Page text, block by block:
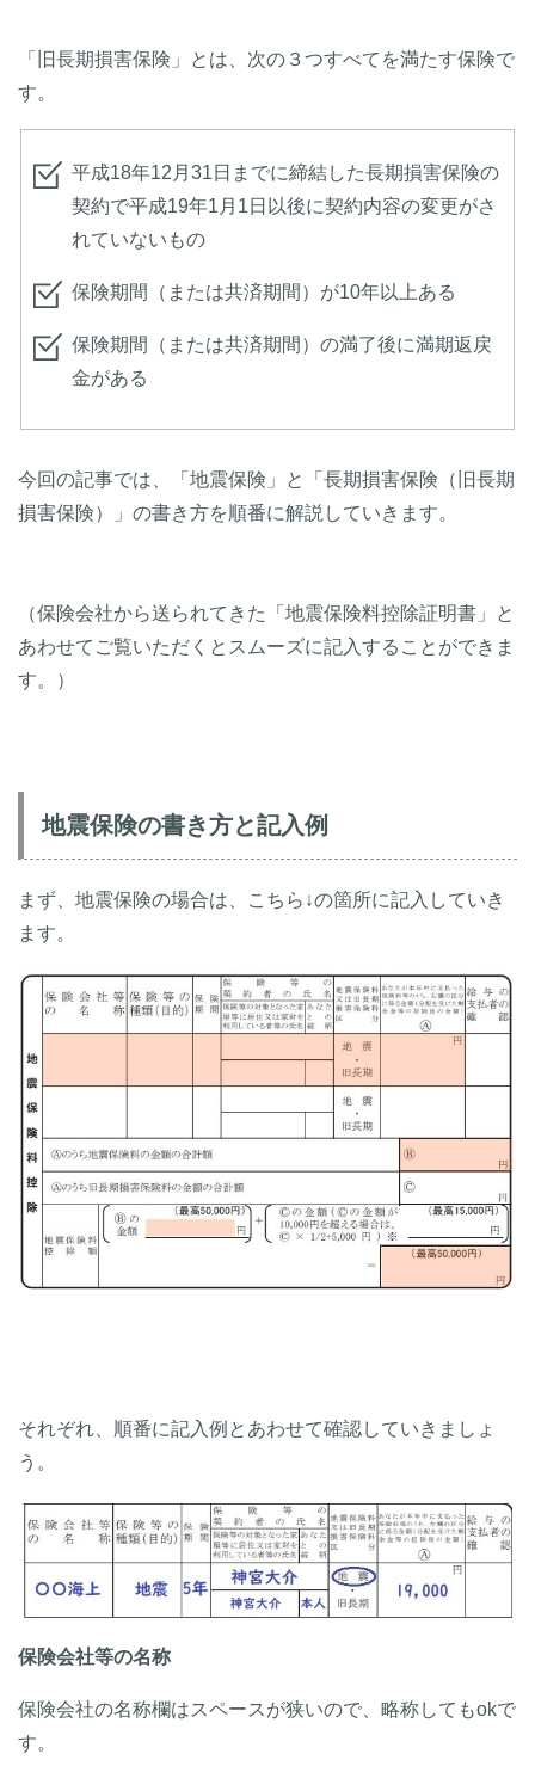
「旧長期損害保険」とは、次の３つすべてを満たす保険で
す。
平成18年12月31日までに締結した長期損害保険の
契約で平成19年1月1日以後に契約内容の変更がさ
れていないもの
保険期間（または共済期間）が10年以上ある
保険期間（または共済期間）の満了後に満期返戻
金がある
今回の記事では、「地震保険」と「長期損害保険（旧長期
損害保険）」の書き方を順番に解説していきます。
（保険会社から送られてきた「地震保険料控除証明書」と
あわせてご覧いただくとスムーズに記入することができま
す。）
地震保険の書き方と記入例
まず、地震保険の場合は、こちら↓の箇所に記入していき
ます。
それぞれ、順番に記入例とあわせて確認していきましょ
う。
保険会社等の名称
保険会社の名称欄はスペースが狭いので、略称してもokで
す。